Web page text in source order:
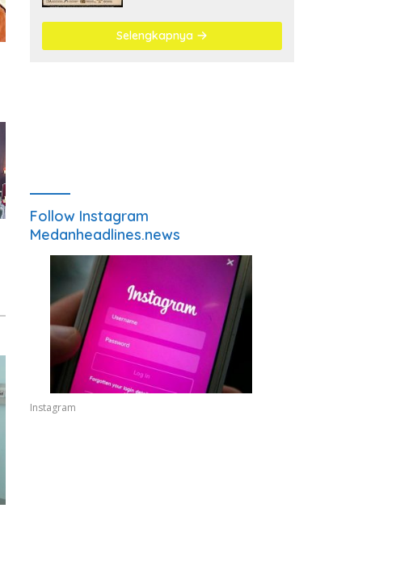
Mengular
Selengkapnya
Follow Instagram
Medanheadlines.news
Instagram